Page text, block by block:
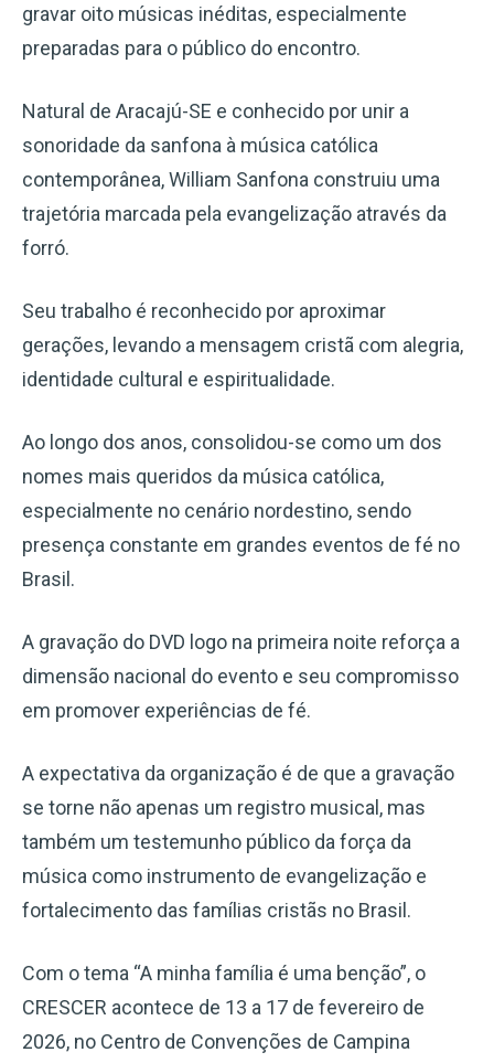
gravar oito músicas inéditas, especialmente
preparadas para o público do encontro.
Natural de Aracajú-SE e conhecido por unir a
sonoridade da sanfona à música católica
contemporânea, William Sanfona construiu uma
trajetória marcada pela evangelização através da
forró.
Seu trabalho é reconhecido por aproximar
gerações, levando a mensagem cristã com alegria,
identidade cultural e espiritualidade.
Ao longo dos anos, consolidou-se como um dos
nomes mais queridos da música católica,
especialmente no cenário nordestino, sendo
presença constante em grandes eventos de fé no
Brasil.
A gravação do DVD logo na primeira noite reforça a
dimensão nacional do evento e seu compromisso
em promover experiências de fé.
A expectativa da organização é de que a gravação
se torne não apenas um registro musical, mas
também um testemunho público da força da
música como instrumento de evangelização e
fortalecimento das famílias cristãs no Brasil.
Com o tema “A minha família é uma benção”, o
CRESCER acontece de 13 a 17 de fevereiro de
2026, no Centro de Convenções de Campina